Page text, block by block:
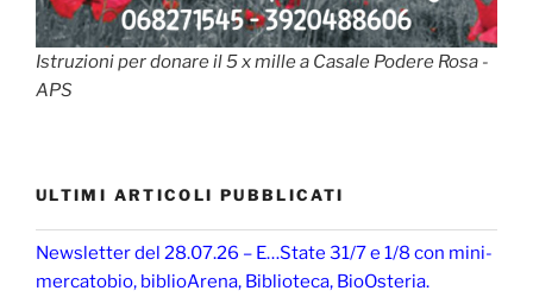
Istruzioni per donare il 5 x mille a Casale Podere Rosa -
APS
ULTIMI ARTICOLI PUBBLICATI
Newsletter del 28.07.26 – E…State 31/7 e 1/8 con mini-
mercatobio, biblioArena, Biblioteca, BioOsteria.